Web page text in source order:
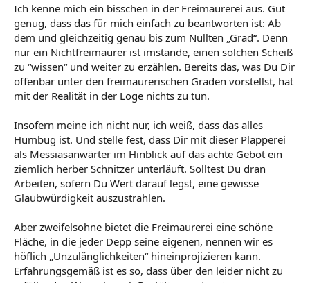
Humbug wäre? (alles imho)
Ich kenne mich ein bisschen in der Freimaurerei aus. Gut
genug, dass das für mich einfach zu beantworten ist: Ab
dem und gleichzeitig genau bis zum Nullten „Grad“. Denn
nur ein Nichtfreimaurer ist imstande, einen solchen Scheiß
zu “wissen“ und weiter zu erzählen. Bereits das, was Du Dir
offenbar unter den freimaurerischen Graden vorstellst, hat
mit der Realität in der Loge nichts zu tun.
Insofern meine ich nicht nur, ich weiß, dass das alles
Humbug ist. Und stelle fest, dass Dir mit dieser Plapperei
als Messiasanwärter im Hinblick auf das achte Gebot ein
ziemlich herber Schnitzer unterläuft. Solltest Du dran
Arbeiten, sofern Du Wert darauf legst, eine gewisse
Glaubwürdigkeit auszustrahlen.
Aber zweifelsohne bietet die Freimaurerei eine schöne
Fläche, in die jeder Depp seine eigenen, nennen wir es
höflich „Unzulänglichkeiten“ hineinprojizieren kann.
Erfahrungsgemäß ist es so, dass über den leider nicht zu